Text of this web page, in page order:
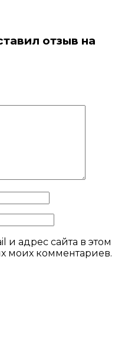
отзыв на
и адрес сайта в этом
моих комментариев.